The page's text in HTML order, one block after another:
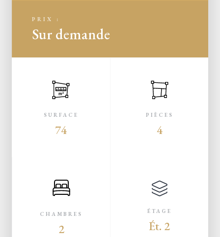
PRIX :
Sur demande
m²
SURFACE
74
PIÈCES
4
CHAMBRES
2
ÉTAGE
Ét. 2